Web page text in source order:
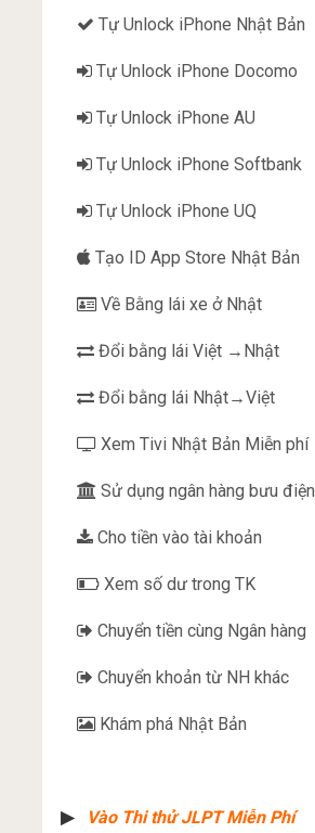
Tự Unlock iPhone Nhật Bản
Tự Unlock iPhone Docomo
Tự Unlock iPhone AU
Tự Unlock iPhone Softbank
Tự Unlock iPhone UQ
Tạo ID App Store Nhật Bản
Về Bằng lái xe ở Nhật
Đổi bằng lái Việt →Nhật
Đổi bằng lái Nhật→Việt
Xem Tivi Nhật Bản Miễn phí
Sử dụng ngân hàng bưu điện
Cho tiền vào tài khoản
Xem số dư trong TK
Chuyển tiền cùng Ngân hàng
Chuyển khoản từ NH khác
Khám phá Nhật Bản
▶︎ Vào Thi thử JLPT Miễn Phí